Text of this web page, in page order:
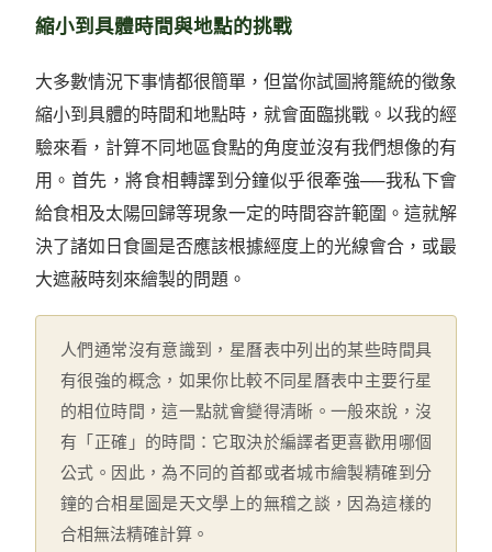
縮小到具體時間與地點的挑戰
大多數情況下事情都很簡單，但當你試圖將籠統的徵象
縮小到具體的時間和地點時，就會面臨挑戰。以我的經
驗來看，計算不同地區食點的角度並沒有我們想像的有
用。首先，將食相轉譯到分鐘似乎很牽強──我私下會
給食相及太陽回歸等現象一定的時間容許範圍。這就解
決了諸如日食圖是否應該根據經度上的光線會合，或最
大遮蔽時刻來繪製的問題。
人們通常沒有意識到，星曆表中列出的某些時間具
有很強的概念，如果你比較不同星曆表中主要行星
的相位時間，這一點就會變得清晰。一般來說，沒
有「正確」的時間：它取決於編譯者更喜歡用哪個
公式。因此，為不同的首都或者城市繪製精確到分
鐘的合相星圖是天文學上的無稽之談，因為這樣的
合相無法精確計算。